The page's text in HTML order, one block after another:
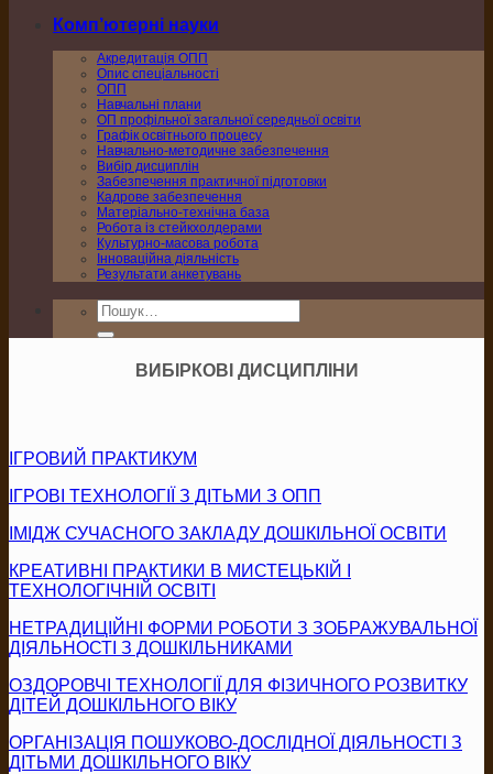
Комп’ютерні науки
Акредитація ОПП
Опис спеціальності
ОПП
Навчальні плани
ОП профільної загальної середньої освіти
Графік освітнього процесу
Навчально-методичне забезпечення
Вибір дисциплін
Забезпечення практичної підготовки
Кадрове забезпечення
Матеріально-технічна база
Робота із стейкхолдерами
Культурно-масова робота
Інноваційна діяльність
Результати анкетувань
Шукати:
ВИБІРКОВІ ДИСЦИПЛІНИ
ІГРОВИЙ ПРАКТИКУМ
ІГРОВІ ТЕХНОЛОГІЇ З ДІТЬМИ З ОПП
ІМІДЖ СУЧАСНОГО ЗАКЛАДУ ДОШКІЛЬНОЇ ОСВІТИ
КРЕАТИВНІ ПРАКТИКИ В МИСТЕЦЬКІЙ І
ТЕХНОЛОГІЧНІЙ ОСВІТІ
НЕТРАДИЦІЙНІ ФОРМИ РОБОТИ З ЗОБРАЖУВАЛЬНОЇ
ДІЯЛЬНОСТІ З ДОШКІЛЬНИКАМИ
ОЗДОРОВЧІ ТЕХНОЛОГІЇ ДЛЯ ФІЗИЧНОГО РОЗВИТКУ
ДІТЕЙ ДОШКІЛЬНОГО ВІКУ
ОРГАНІЗАЦІЯ ПОШУКОВО-ДОСЛІДНОЇ ДІЯЛЬНОСТІ З
ДІТЬМИ ДОШКІЛЬНОГО ВІКУ